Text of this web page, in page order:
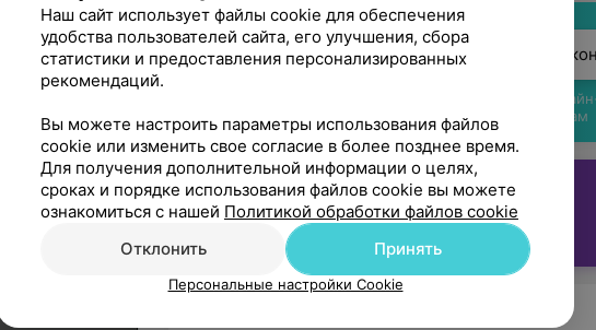
Вы владелец? Подключить онлайн-
Начните оказывать услуги
вашим пациентам
Нашли ошибку?
Наш сайт использует файлы cookie для обеспечения
удобства пользователей сайта, его улучшения, сбора
статистики и предоставления персонализированных
рекомендаций.
Вы можете настроить параметры использования файлов
cookie или изменить свое согласие в более позднее время.
Для получения дополнительной информации о целях,
сроках и порядке использования файлов cookie вы можете
ознакомиться с нашей Политикой обработки файлов cookie
Отклонить
Принять
Персональные настройки Cookie